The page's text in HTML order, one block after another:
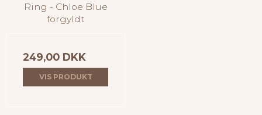
Ring - Chloe Blue
forgyldt
249,00 DKK
VIS PRODUKT